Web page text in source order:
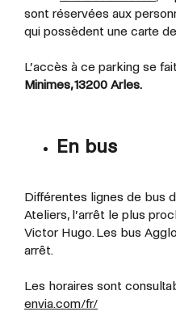
sont réservées aux
qui possèdent une carte
L’accès à ce parking se
Minimes, 13200 Arles.
En bus
Différentes lignes de bus
Ateliers, l’arrêt le plus
Victor Hugo. Les bus
arrêt.
Les horaires sont
envia.com/fr/